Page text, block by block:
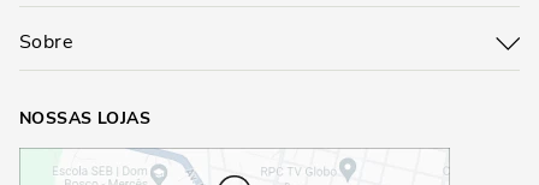
Sobre
NOSSAS LOJAS